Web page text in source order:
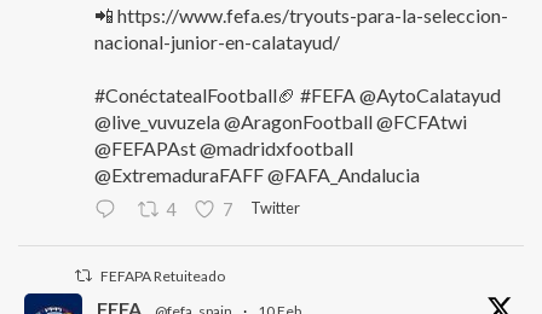
📲 https://www.fefa.es/tryouts-para-la-seleccion-
nacional-junior-en-calatayud/
#ConéctatealFootball🏈 #FEFA @AytoCalatayud
@live_vuvuzela @AragonFootball @FCFAtwi
@FEFAPAst @madridxfootball
@ExtremaduraFAFF @FAFA_Andalucia
4 7 Twitter
FEFAPA Retuiteado
FEFA